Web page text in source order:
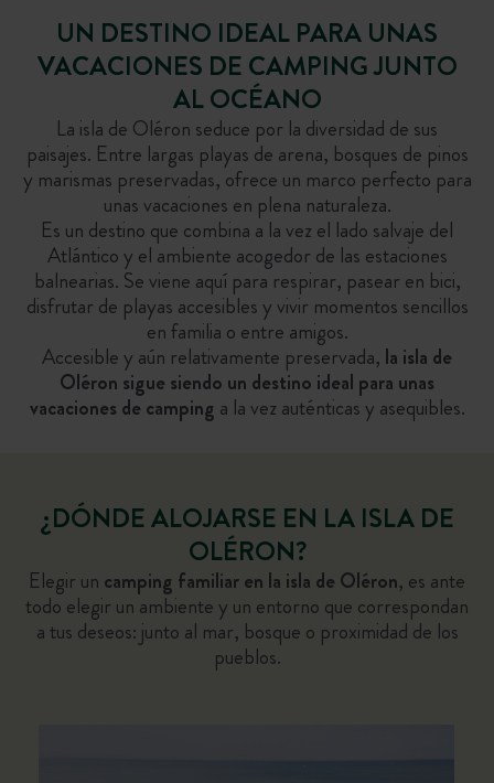
UN DESTINO IDEAL PARA UNAS
VACACIONES DE CAMPING JUNTO
AL OCÉANO
La isla de Oléron seduce por la diversidad de sus
paisajes. Entre largas playas de arena, bosques de pinos
y marismas preservadas, ofrece un marco perfecto para
unas vacaciones en plena naturaleza.
Es un destino que combina a la vez el lado salvaje del
Atlántico y el ambiente acogedor de las estaciones
balnearias. Se viene aquí para respirar, pasear en bici,
disfrutar de playas accesibles y vivir momentos sencillos
en familia o entre amigos.
Accesible y aún relativamente preservada, la isla de
Oléron sigue siendo un destino ideal para unas
vacaciones de camping a la vez auténticas y asequibles.
¿DÓNDE ALOJARSE EN LA ISLA DE
OLÉRON?
Elegir un camping familiar en la isla de Oléron, es ante
todo elegir un ambiente y un entorno que correspondan
a tus deseos: junto al mar, bosque o proximidad de los
pueblos.